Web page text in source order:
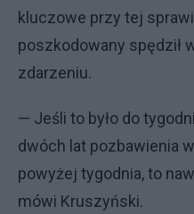
kluczowe przy tej
poszkodowany spędził
zdarzeniu.
— Jeśli to było do
dwóch lat pozbawienia
powyżej tygodnia, to
mówi Kruszyński.